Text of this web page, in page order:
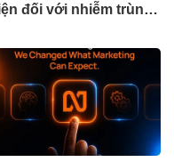
đối với nhiễm trùng
Nghiên cứu lâm
một triệu ca toàn
(GMCS)